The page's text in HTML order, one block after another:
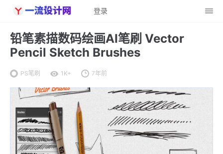
登录
铅笔素描数码绘画AI笔刷 Vector
Pencil Sketch Brushes
PS笔刷 1K+ 7年前